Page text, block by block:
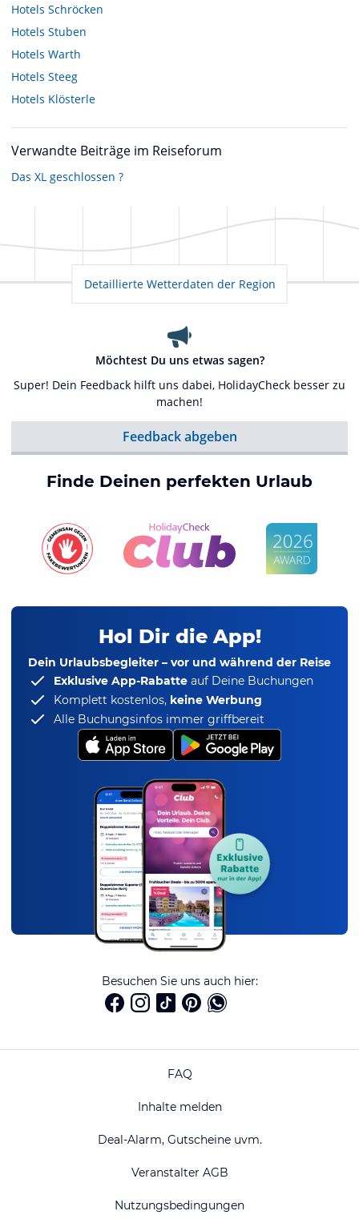
Hotels Schröcken
Hotels Stuben
Hotels Warth
Hotels Steeg
Hotels Klösterle
Verwandte Beiträge im Reiseforum
Das XL geschlossen ?
Detaillierte Wetterdaten der Region
Möchtest Du uns etwas sagen?
Super! Dein Feedback hilft uns dabei, HolidayCheck besser zu
machen!
Feedback abgeben
Finde Deinen perfekten Urlaub
Hol Dir die App!
Dein Urlaubsbegleiter – vor und während der Reise
Exklusive App-Rabatte auf Deine Buchungen
Komplett kostenlos, keine Werbung
Alle Buchungsinfos immer griffbereit
Besuchen Sie uns auch hier:
FAQ
Inhalte melden
Deal-Alarm, Gutscheine uvm.
Veranstalter AGB
Nutzungsbedingungen